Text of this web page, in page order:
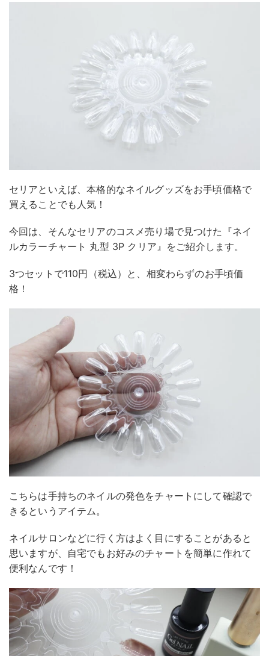
セリアといえば、本格的なネイルグッズをお手頃価格で
買えることでも人気！
今回は、そんなセリアのコスメ売り場で見つけた『ネイ
ルカラーチャート 丸型 3P クリア』をご紹介します。
3つセットで110円（税込）と、相変わらずのお手頃価
格！
こちらは手持ちのネイルの発色をチャートにして確認で
きるというアイテム。
ネイルサロンなどに行く方はよく目にすることがあると
思いますが、自宅でもお好みのチャートを簡単に作れて
便利なんです！